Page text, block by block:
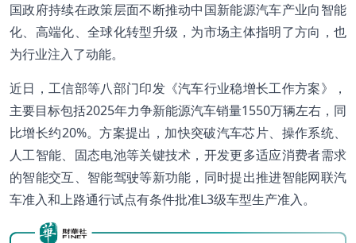
国政府持续在政策层面不断推动中国新能源汽车产业向智能
化、高端化、全球化转型升级，为市场主体指明了方向，也
为行业注入了动能。
近日，工信部等八部门印发《汽车行业稳增长工作方案》，
主要目标包括2025年力争新能源汽车销量1550万辆左右，同
比增长约20%。方案提出，加快突破汽车芯片、操作系统、
人工智能、固态电池等关键技术，开发更多适应消费者需求
的智能交互、智能驾驶等新功能，同时提出推进智能网联汽
车准入和上路通行试点有条件批准L3级车型生产准入。